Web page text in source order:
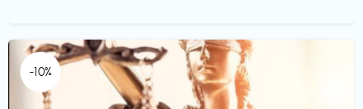
-10%